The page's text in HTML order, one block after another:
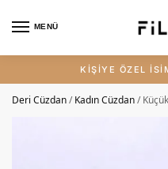
MENÜ
KİŞİYE ÖZEL
Deri Cüzdan/Kadın Cüzdan/